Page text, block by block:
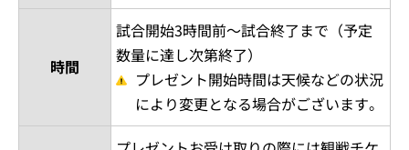
時間
試合開始3時間前～試合終了まで（予定
数量に達し次第終了）
プレゼント開始時間は天候などの状況
により変更となる場合がございます。